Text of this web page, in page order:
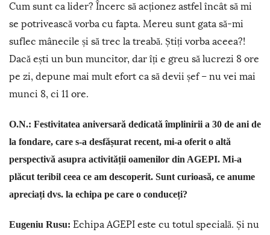
Cum sunt ca lider? Încerc să acționez astfel încât să mi
se potrivească vorba cu fapta. Mereu sunt gata să-mi
suflec mânecile și să trec la treabă. Știți vorba aceea?!
Dacă ești un bun muncitor, dar îți e greu să lucrezi 8 ore
pe zi, depune mai mult efort ca să devii șef – nu vei mai
munci 8, ci 11 ore.
O.N.: Festivitatea aniversară dedicată împlinirii a 30 de ani de
la fondare, care s-a desfășurat recent, mi-a oferit o altă
perspectivă asupra activității oamenilor din AGEPI. Mi-a
plăcut teribil ceea ce am descoperit. Sunt curioasă, ce anume
apreciați dvs. la echipa pe care o conduceți?
Eugeniu Rusu: Echipa AGEPI este cu totul specială. Și nu